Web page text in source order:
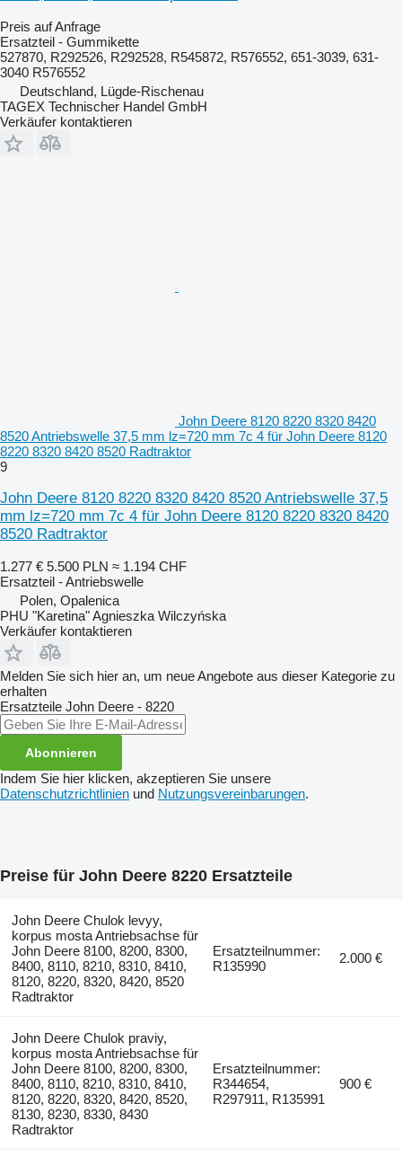
Preis auf Anfrage
Ersatzteil - Gummikette
527870, R292526, R292528, R545872, R576552, 651-3039, 631-
3040 R576552
Deutschland, Lügde-Rischenau
TAGEX Technischer Handel GmbH
Verkäufer kontaktieren
John Deere 8120 8220 8320 8420
8520 Antriebswelle 37,5 mm lz=720 mm 7c 4 für John Deere 8120
8220 8320 8420 8520 Radtraktor
9
John Deere 8120 8220 8320 8420 8520 Antriebswelle 37,5
mm lz=720 mm 7c 4 für John Deere 8120 8220 8320 8420
8520 Radtraktor
1.277 € 5.500 PLN ≈ 1.194 CHF
Ersatzteil - Antriebswelle
Polen, Opalenica
PHU "Karetina" Agnieszka Wilczyńska
Verkäufer kontaktieren
Melden Sie sich hier an, um neue Angebote aus dieser Kategorie zu
erhalten
Ersatzteile John Deere - 8220
Abonnieren
Indem Sie hier klicken, akzeptieren Sie unsere
Datenschutzrichtlinien und Nutzungsvereinbarungen.
Preise für John Deere 8220 Ersatzteile
John Deere Chulok levyy,
korpus mosta Antriebsachse für
John Deere 8100, 8200, 8300,
8400, 8110, 8210, 8310, 8410,
8120, 8220, 8320, 8420, 8520
Radtraktor
Ersatzteilnummer:
R135990
2.000 €
John Deere Chulok praviy,
korpus mosta Antriebsachse für
John Deere 8100, 8200, 8300,
8400, 8110, 8210, 8310, 8410,
8120, 8220, 8320, 8420, 8520,
8130, 8230, 8330, 8430
Radtraktor
Ersatzteilnummer:
R344654,
R297911, R135991
900 €